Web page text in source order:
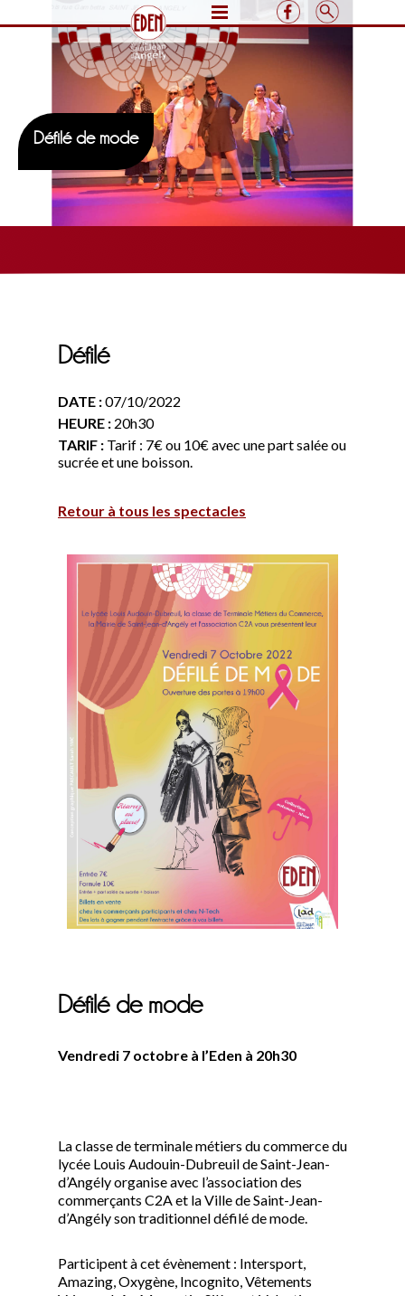
Défilé de mode
Défilé
DATE :07/10/2022
HEURE : 20h30
TARIF : Tarif : 7€ ou 10€ avec une part salée ou
sucrée et une boisson.
Retour à tous les spectacles
Défilé de mode
Vendredi 7 octobre à l’Eden à 20h30
La classe de terminale métiers du commerce du
lycée Louis Audouin-Dubreuil de Saint-Jean-
d’Angély organise avec l’association des
commerçants C2A et la Ville de Saint-Jean-
d’Angély son traditionnel défilé de mode.
Participent à cet évènement : Intersport,
Amazing, Oxygène, Incognito, Vêtements